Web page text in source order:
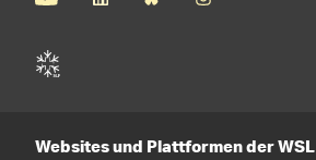
Websites und Plattformen der WSL